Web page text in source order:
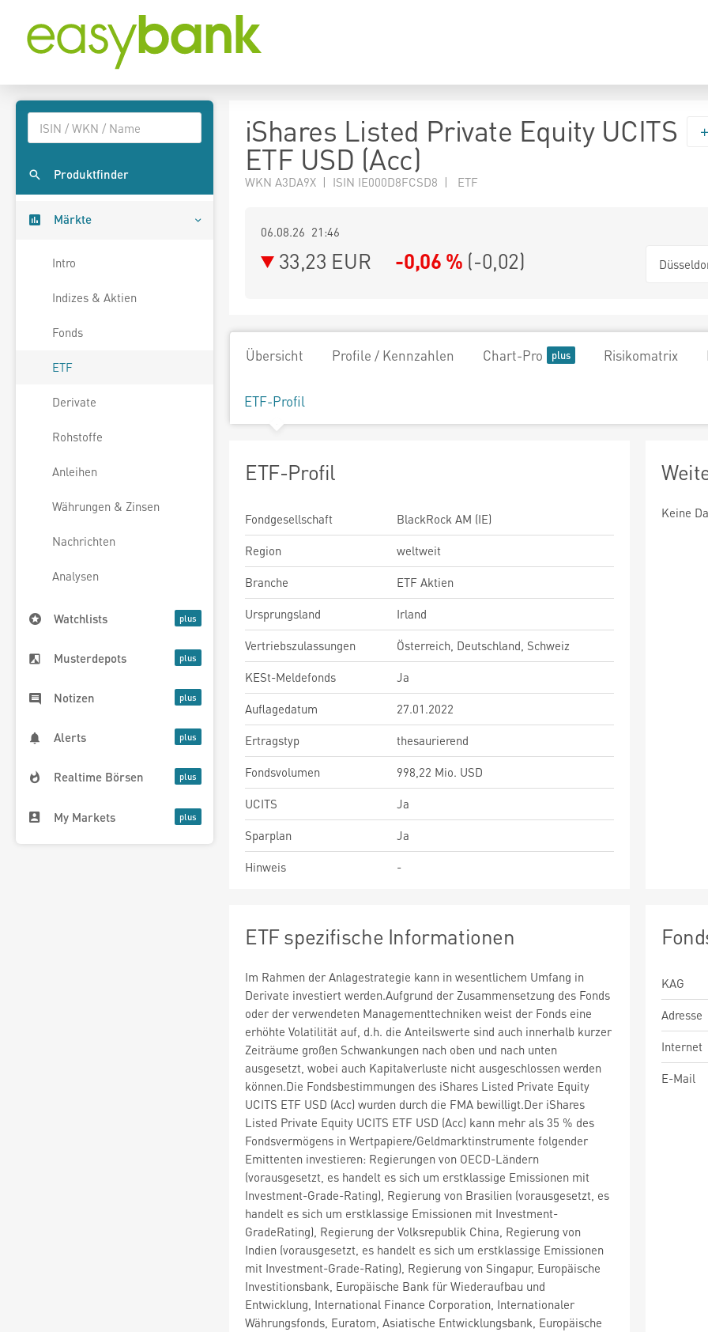
Produktfinder
Märkte
Intro
Indizes & Aktien
Fonds
ETF
Derivate
Rohstoffe
Anleihen
Währungen & Zinsen
Nachrichten
Analysen
Watchlists
Musterdepots
Notizen
Alerts
Realtime Börsen
My Markets
iShares Listed Private Equity UCITS
ETF USD (Acc)
WKN A3DA9X | ISIN IE000D8FCSD8 | ETF
06.08.26 21:46
33,23 EUR -0,06 % (-0,02)
Übersicht Profile / Kennzahlen Chart-Pro Risikomatrix
ETF-Profil
ETF-Profil
Fondgesellschaft
BlackRock AM (IE)
Region
weltweit
Branche
ETF Aktien
Ursprungsland
Irland
Vertriebszulassungen
Österreich, Deutschland, Schweiz
KESt-Meldefonds
Ja
Auflagedatum
27.01.2022
Ertragstyp
thesaurierend
Fondsvolumen
998,22 Mio. USD
UCITS
Ja
Sparplan
Ja
Hinweis
-
Keine
ETF spezifische Informationen
Im Rahmen der Anlagestrategie kann in wesentlichem Umfang in
Derivate investiert werden.Aufgrund der Zusammensetzung des Fonds
oder der verwendeten Managementtechniken weist der Fonds eine
erhöhte Volatilität auf, d.h. die Anteilswerte sind auch innerhalb kurzer
Zeiträume großen Schwankungen nach oben und nach unten
ausgesetzt, wobei auch Kapitalverluste nicht ausgeschlossen werden
können.Die Fondsbestimmungen des iShares Listed Private Equity
UCITS ETF USD (Acc) wurden durch die FMA bewilligt.Der iShares
Listed Private Equity UCITS ETF USD (Acc) kann mehr als 35 % des
Fondsvermögens in Wertpapiere/Geldmarktinstrumente folgender
Emittenten investieren: Regierungen von OECD-Ländern
(vorausgesetzt, es handelt es sich um erstklassige Emissionen mit
Investment-Grade-Rating), Regierung von Brasilien (vorausgesetzt, es
handelt es sich um erstklassige Emissionen mit Investment-
GradeRating), Regierung der Volksrepublik China, Regierung von
Indien (vorausgesetzt, es handelt es sich um erstklassige Emissionen
mit Investment-Grade-Rating), Regierung von Singapur, Europäische
Investitionsbank, Europäische Bank für Wiederaufbau und
Entwicklung, International Finance Corporation, Internationaler
Währungsfonds, Euratom, Asiatische Entwicklungsbank, Europäische
KAG
Adresse
Internet
E-Mail